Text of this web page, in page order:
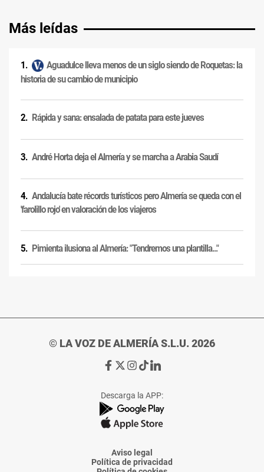
Más leídas
Aguadulce lleva menos de un siglo siendo de Roquetas: la
historia de su cambio de municipio
Rápida y sana: ensalada de patata para este jueves
André Horta deja el Almería y se marcha a Arabia Saudí
Andalucía bate récords turísticos pero Almería se queda con el
'farolillo rojo' en valoración de los viajeros
Pimienta ilusiona al Almería: "Tendremos una plantilla..."
© LA VOZ DE ALMERÍA S.L.U. 2026
Ir
de
La
Voz
Almería
Ir
de
La
Voz
Almería
Ir
de
La
Voz
Almería
Ir
de
La
Voz
Almería
Ir
de
La
Voz
Descarga la APP:
Aviso legal
Política de privacidad